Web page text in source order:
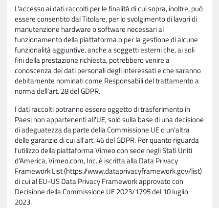
L'accesso ai dati raccolti per le finalità di cui sopra, inoltre, può
essere consentito dal Titolare, per lo svolgimento di lavori di
manutenzione hardware o software necessari al
funzionamento della piattaforma o per la gestione di alcune
funzionalità aggiuntive, anche a soggetti esterni che, ai soli
fini della prestazione richiesta, potrebbero venire a
conoscenza dei dati personali degli interessati e che saranno
debitamente nominati come Responsabili del trattamento a
norma dell'art. 28 del GDPR.
I dati raccolti potranno essere oggetto di trasferimento in
Paesi non appartenenti all'UE, solo sulla base di una decisione
di adeguatezza da parte della Commissione UE o un'altra
delle garanzie di cui all'art. 46 del GDPR. Per quanto riguarda
l'utilizzo della piattaforma Vimeo con sede negli Stati Uniti
d'America, Vimeo.com, Inc. è iscritta alla Data Privacy
Framework List (https://www.dataprivacyframework.gov/list)
di cui al EU-US Data Privacy Framework approvato con
Decisione della Commissione UE 2023/1795 del 10 luglio
2023.